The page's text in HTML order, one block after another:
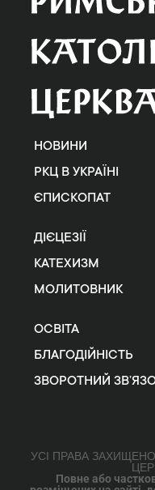
НОВИНИ
РКЦ В УКРАЇНІ
ЄПИСКОПАТ
ДІЄЦЕЗІЇ
КАТЕХИЗМ
МОЛИТОВНИК
ОСВІТА
БЛАГОДІЙНІСТЬ
ЗВОРОТНИЙ
УСІ ПРАВА
Повне або